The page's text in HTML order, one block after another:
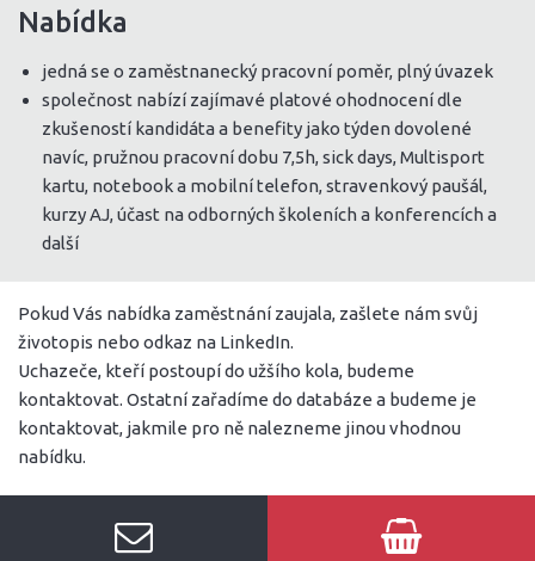
Nabídka
jedná se o zaměstnanecký pracovní poměr, plný úvazek
společnost nabízí zajímavé platové ohodnocení dle
zkušeností kandidáta a benefity jako týden dovolené
navíc, pružnou pracovní dobu 7,5h, sick days, Multisport
kartu, notebook a mobilní telefon, stravenkový paušál,
kurzy AJ, účast na odborných školeních a konferencích a
další
Pokud Vás nabídka zaměstnání zaujala, zašlete nám svůj
životopis nebo odkaz na LinkedIn.
Uchazeče, kteří postoupí do užšího kola, budeme
kontaktovat. Ostatní zařadíme do databáze a budeme je
kontaktovat, jakmile pro ně nalezneme jinou vhodnou
nabídku.